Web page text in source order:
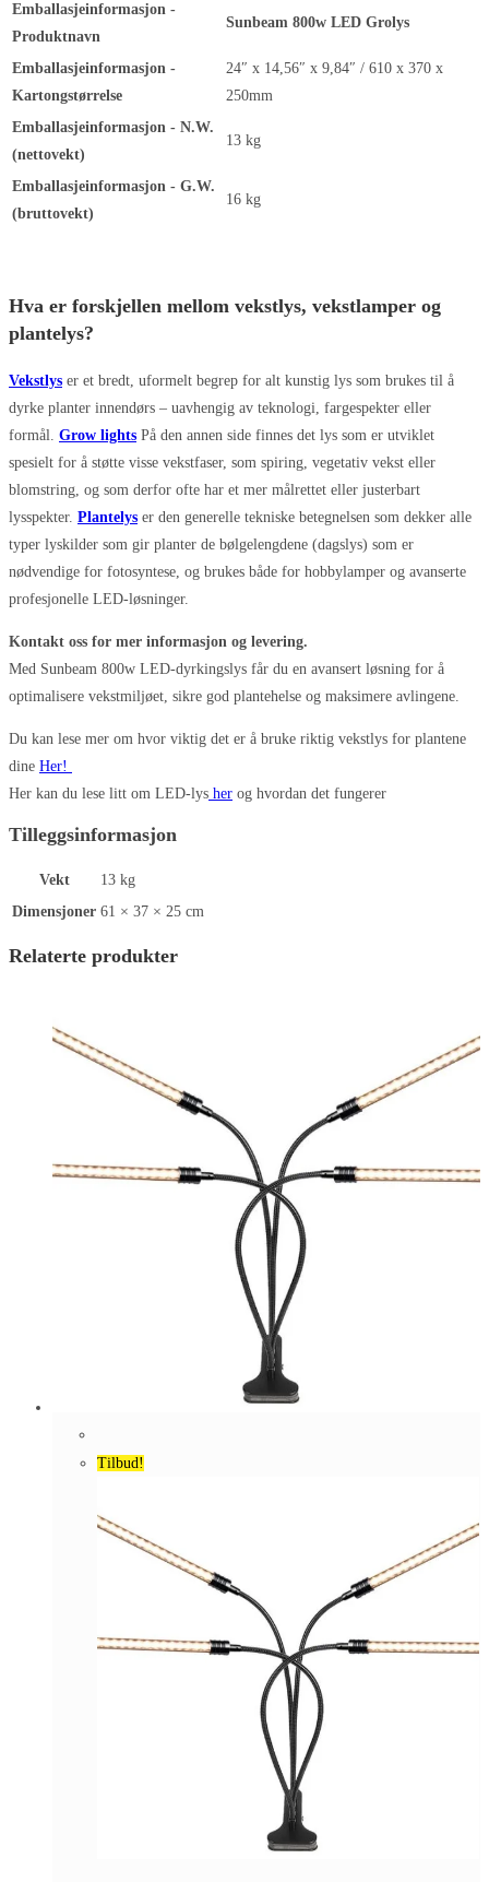
Emballasjeinformasjon -
Produktnavn
Sunbeam 800w LED Grolys
Emballasjeinformasjon -
Kartongstørrelse
24″ x 14,56″ x 9,84″ / 610 x 370 x
250mm
Emballasjeinformasjon - N.W.
(nettovekt)
13 kg
Emballasjeinformasjon - G.W.
(bruttovekt)
16 kg
Hva er forskjellen mellom vekstlys, vekstlamper og
plantelys?
Vekstlys er et bredt, uformelt begrep for alt kunstig lys som brukes til å
dyrke planter innendørs – uavhengig av teknologi, fargespekter eller
formål. Grow lights På den annen side finnes det lys som er utviklet
spesielt for å støtte visse vekstfaser, som spiring, vegetativ vekst eller
blomstring, og som derfor ofte har et mer målrettet eller justerbart
lysspekter. Plantelys er den generelle tekniske betegnelsen som dekker alle
typer lyskilder som gir planter de bølgelengdene (dagslys) som er
nødvendige for fotosyntese, og brukes både for hobbylamper og avanserte
profesjonelle LED-løsninger.
Kontakt oss for mer informasjon og levering.
Med Sunbeam 800w LED-dyrkingslys får du en avansert løsning for å
optimalisere vekstmiljøet, sikre god plantehelse og maksimere avlingene.
Du kan lese mer om hvor viktig det er å bruke riktig vekstlys for plantene
dine Her!
Her kan du lese litt om LED-lys her og hvordan det fungerer
Tilleggsinformasjon
Vekt
13 kg
Dimensjoner 61 × 37 × 25 cm
Relaterte produkter
Tilbud!